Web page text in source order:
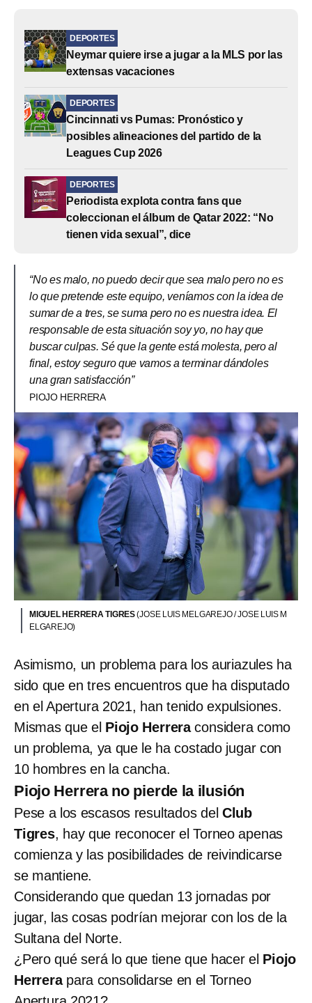
DEPORTES
Neymar quiere irse a jugar a la MLS por las
extensas vacaciones
DEPORTES
Cincinnati vs Pumas: Pronóstico y
posibles alineaciones del partido de la
Leagues Cup 2026
DEPORTES
Periodista explota contra fans que
coleccionan el álbum de Qatar 2022: “No
tienen vida sexual”, dice
“No es malo, no puedo decir que sea malo pero no es
lo que pretende este equipo, veníamos con la idea de
sumar de a tres, se suma pero no es nuestra idea. El
responsable de esta situación soy yo, no hay que
buscar culpas. Sé que la gente está molesta, pero al
final, estoy seguro que vamos a terminar dándoles
una gran satisfacción”
PIOJO HERRERA
MIGUEL HERRERA TIGRES(JOSE LUIS MELGAREJO / JOSE LUIS M
ELGAREJO)
Asimismo, un problema para los auriazules ha
sido que en tres encuentros que ha disputado
en el Apertura 2021, han tenido expulsiones.
Mismas que el Piojo Herreraconsidera como
un problema, ya que le ha costado jugar con
10 hombres en la cancha.
Piojo Herrera no pierde la ilusión
Pese a los escasos resultados del Club
Tigres, hay que reconocer el Torneo apenas
comienza y las posibilidades de reivindicarse
se mantiene.
Considerando que quedan 13 jornadas por
jugar, las cosas podrían mejorar con los de la
Sultana del Norte.
¿Pero qué será lo que tiene que hacer el Piojo
Herrerapara consolidarse en el Torneo